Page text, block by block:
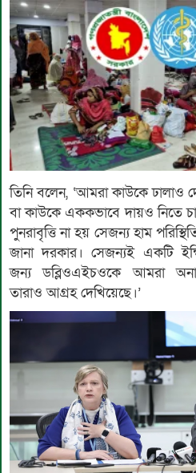
তিনি বলেন, ‘আমরা কাউকে ঢালাও
বা কাউকে এককভাবে দায়ও নিতে
পুনরাবৃত্তি না হয় সেজন্য হাম
জানা দরকার। সেজন্যই একটি
জন্য ডব্লিওএইচওকে আমরা
তারাও আগ্রহ দেখিয়েছে।’